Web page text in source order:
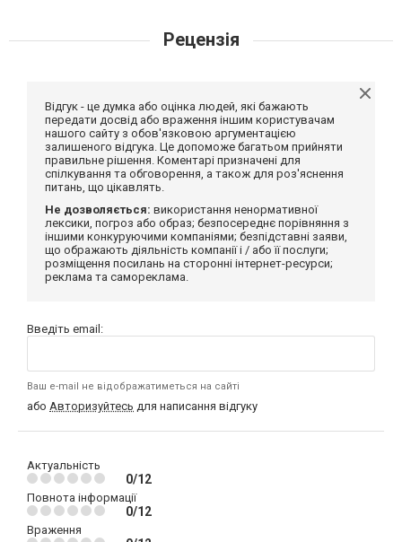
Рецензія
Відгук - це думка або оцінка людей, які бажають
передати досвід або враження іншим користувачам
нашого сайту з обов'язковою аргументацією
залишеного відгука. Це допоможе багатьом прийняти
правильне рішення. Коментарі призначені для
спілкування та обговорення, а також для роз'яснення
питань, що цікавлять.
Не дозволяється: використання ненормативної
лексики, погроз або образ; безпосереднє порівняння з
іншими конкуруючими компаніями; безпідставні заяви,
що ображають діяльність компанії і / або її послуги;
розміщення посилань на сторонні інтернет-ресурси;
реклама та самореклама.
Введіть email:
Ваш e-mail не відображатиметься на сайті
або Авторизуйтесь для написання відгуку
Актуальність
0/12
Повнота інформації
0/12
Враження